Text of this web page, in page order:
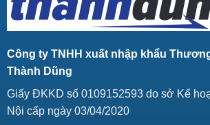
Công ty TNHH xuất nhập khẩu
Thành Dũng
Giấy ĐKKD số 0109152593 do sở Kế
Nội cấp ngày 03/04/2020